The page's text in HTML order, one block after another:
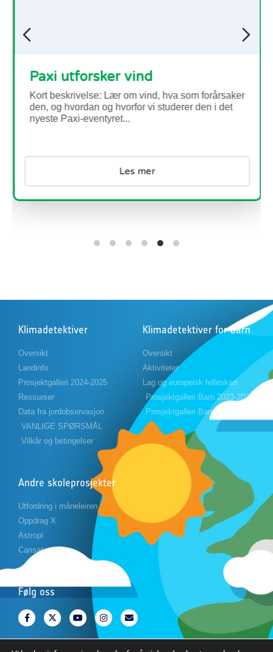
Paxi utforsker vind
Kort beskrivelse: Lær om vind, hva som forårsaker
den, og hvordan og hvorfor vi studerer den i det
nyeste Paxi-eventyret...
Les mer
Klimadetektiver
Oversikt
Landinfo
Prosjektgalleri 2024-2025
Ressurser
Data fra jordobservasjon
VANLIGE SPØRSMÅL
Vilkår og betingelser
Klimadetektiver for barn
Oversikt
Aktiviteter
Lag og europeisk felleskart
Prosjektgalleri Barn 2023-2024
Prosjektgalleri Barn 2024-2025
Andre skoleprosjekter
Utfordring i måneleiren
Oppdrag X
Astropi
Cansat
Følg oss